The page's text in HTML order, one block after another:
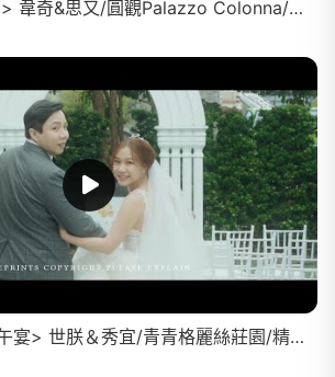
[主錄影] <單午宴> 韋奇&思又/圓觀Palazzo Colonna/全紀錄
[主錄影] <證婚+午宴> 世朕＆秀宜/青青格麗絲莊園/精華MV